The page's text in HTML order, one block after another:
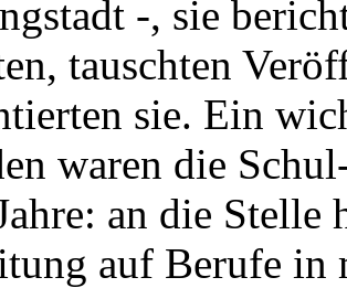
-, sie
tauschten
sie. Ein
waren die
an die
auf Berufe in